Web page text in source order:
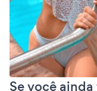
Se você